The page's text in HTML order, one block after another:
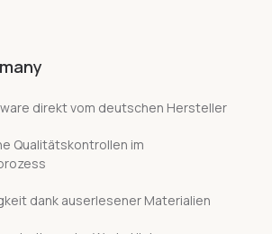
direkt vom deutschen Hersteller
Qualitätskontrollen im
dank auserlesener Materialien